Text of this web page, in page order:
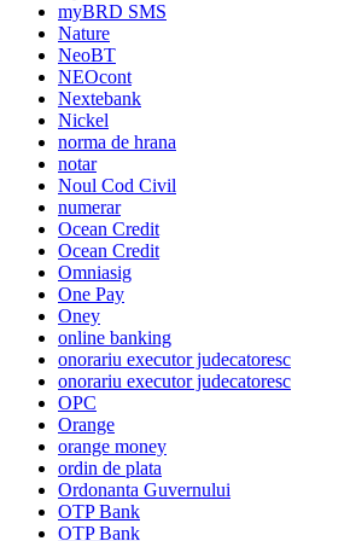
myBRD SMS
Nature
NeoBT
NEOcont
Nextebank
Nickel
norma de hrana
notar
Noul Cod Civil
numerar
Ocean Credit
Ocean Credit
Omniasig
One Pay
Oney
online banking
onorariu executor judecatoresc
onorariu executor judecatoresc
OPC
Orange
orange money
ordin de plata
Ordonanta Guvernului
OTP Bank
OTP Bank